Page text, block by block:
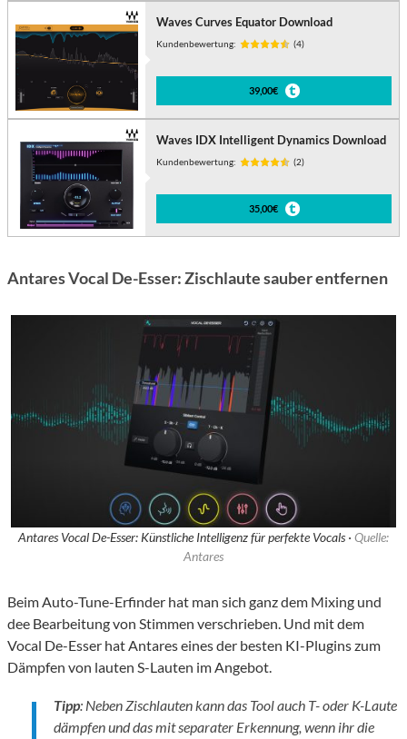
Waves Curves Equator Download
Kundenbewertung: (4)
39,00€
Waves IDX Intelligent Dynamics Download
Kundenbewertung: (2)
35,00€
Antares Vocal De-Esser: Zischlaute sauber entfernen
Antares Vocal De-Esser: Künstliche Intelligenz für perfekte Vocals · Quelle:
Antares
Beim Auto-Tune-Erfinder hat man sich ganz dem Mixing und
dee Bearbeitung von Stimmen verschrieben. Und mit dem
Vocal De-Esser hat Antares eines der besten KI-Plugins zum
Dämpfen von lauten S-Lauten im Angebot.
Tipp: Neben Zischlauten kann das Tool auch T- oder K-Laute
dämpfen und das mit separater Erkennung, wenn ihr die